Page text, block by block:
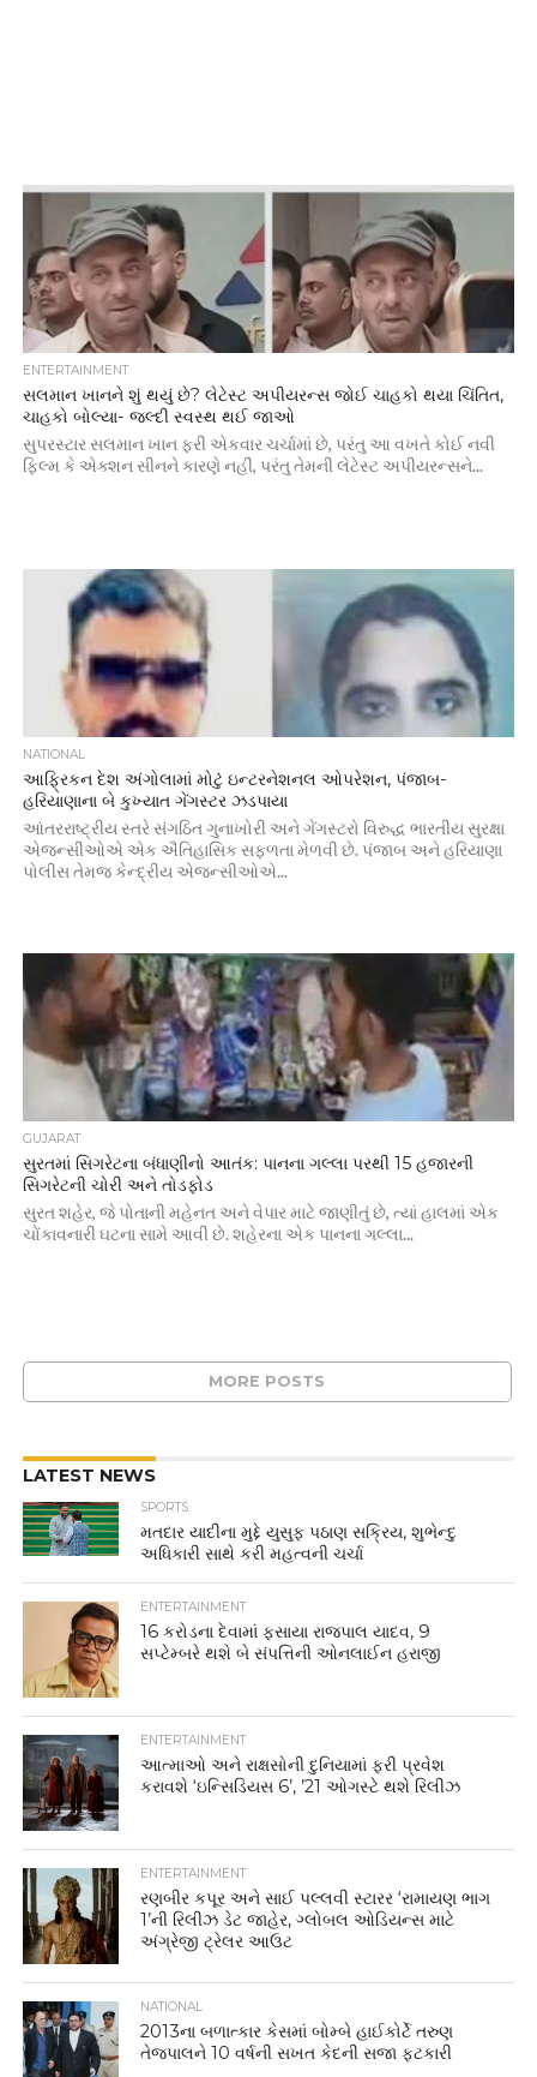
ENTERTAINMENT
સલમાન ખાનને શું થયું છે? લેટેસ્ટ અપીયરન્સ જોઈ ચાહકો થયા ચિંતિત,
ચાહકો બોલ્યા- જલ્દી સ્વસ્થ થઈ જાઓ
સુપરસ્ટાર સલમાન ખાન ફરી એકવાર ચર્ચામાં છે, પરંતુ આ વખતે કોઈ નવી
ફિલ્મ કે એક્શન સીનને કારણે નહીં, પરંતુ તેમની લેટેસ્ટ અપીયરન્સને...
NATIONAL
આફ્રિકન દેશ અંગોલામાં મોટું ઇન્ટરનેશનલ ઓપરેશન, પંજાબ-
હરિયાણાના બે કુખ્યાત ગેંગસ્ટર ઝડપાયા
આંતરરાષ્ટ્રીય સ્તરે સંગઠિત ગુનાખોરી અને ગેંગસ્ટરો વિરુદ્ધ ભારતીય સુરક્ષા
એજન્સીઓએ એક ઐતિહાસિક સફળતા મેળવી છે. પંજાબ અને હરિયાણા
પોલીસ તેમજ કેન્દ્રીય એજન્સીઓએ...
GUJARAT
સુરતમાં સિગરેટના બંધાણીનો આતંક: પાનના ગલ્લા પરથી 15 હજારની
સિગરેટની ચોરી અને તોડફોડ
સુરત શહેર, જે પોતાની મહેનત અને વેપાર માટે જાણીતું છે, ત્યાં હાલમાં એક
ચોંકાવનારી ઘટના સામે આવી છે. શહેરના એક પાનના ગલ્લા...
MORE POSTS
LATEST NEWS
SPORTS
મતદાર યાદીના મુદ્દે યુસુફ પઠાણ સક્રિય, શુભેન્દુ
અધિકારી સાથે કરી મહત્વની ચર્ચા
ENTERTAINMENT
16 કરોડના દેવામાં ફસાયા રાજપાલ યાદવ, 9
સપ્ટેમ્બરે થશે બે સંપત્તિની ઓનલાઈન હરાજી
ENTERTAINMENT
આત્માઓ અને રાક્ષસોની દુનિયામાં ફરી પ્રવેશ
કરાવશે ‘ઇન્સિડિયસ 6’, ’21 ઓગસ્ટે થશે રિલીઝ
ENTERTAINMENT
રણબીર કપૂર અને સાઈ પલ્લવી સ્ટારર ‘રામાયણ ભાગ
1’ની રિલીઝ ડેટ જાહેર, ગ્લોબલ ઓડિયન્સ માટે
અંગ્રેજી ટ્રેલર આઉટ
NATIONAL
2013ના બળાત્કાર કેસમાં બોમ્બે હાઈકોર્ટે તરુણ
તેજપાલને 10 વર્ષની સખત કેદની સજા ફટકારી